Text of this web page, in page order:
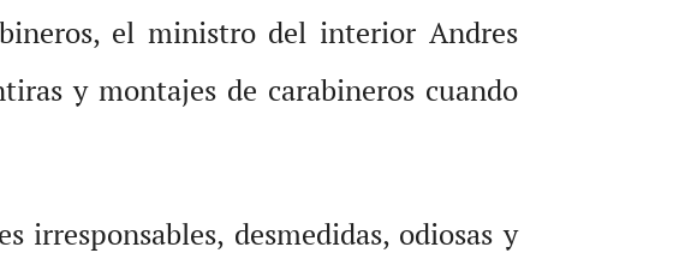
el ministro del interior Andres
y montajes de carabineros cuando
irresponsables, desmedidas, odiosas y